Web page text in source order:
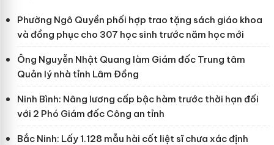
Phường Ngô Quyền phối hợp trao tặng sách giáo khoa
và đồng phục cho 307 học sinh trước năm học mới
Ông Nguyễn Nhật Quang làm Giám đốc Trung tâm
Quản lý nhà tỉnh Lâm Đồng
Ninh Bình: Nâng lương cấp bậc hàm trước thời hạn đối
với 2 Phó Giám đốc Công an tỉnh
Bắc Ninh: Lấy 1.128 mẫu hài cốt liệt sĩ chưa xác định